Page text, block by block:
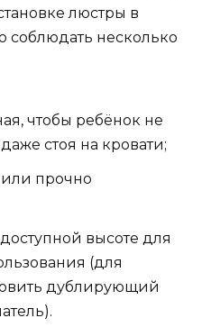
люстры в
соблюдать несколько
чтобы ребёнок не
стоя на кровати;
прочно
высоте для
(для
дублирующий